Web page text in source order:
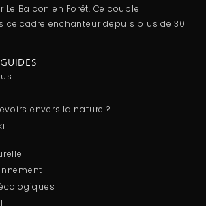
Balcon en Forêt. Ce couple
ce cadre enchanteur depuis plus de 30
envers la nature ?